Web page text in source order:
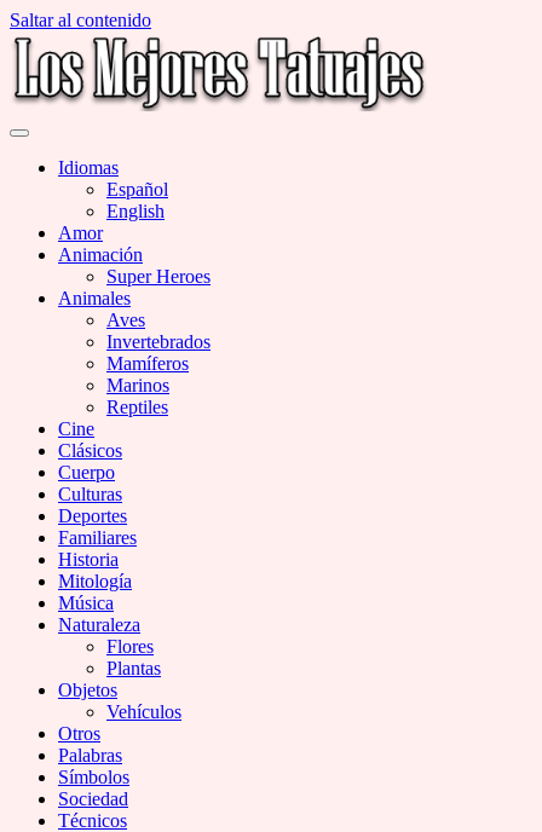
Saltar al contenido
Miles de Imágenes de Tatuajes en Galerías
Idiomas
Español
English
Amor
Animación
Super Heroes
Animales
Aves
Invertebrados
Mamíferos
Marinos
Reptiles
Cine
Clásicos
Cuerpo
Culturas
Deportes
Familiares
Historia
Mitología
Música
Naturaleza
Flores
Plantas
Objetos
Vehículos
Otros
Palabras
Símbolos
Sociedad
Técnicos